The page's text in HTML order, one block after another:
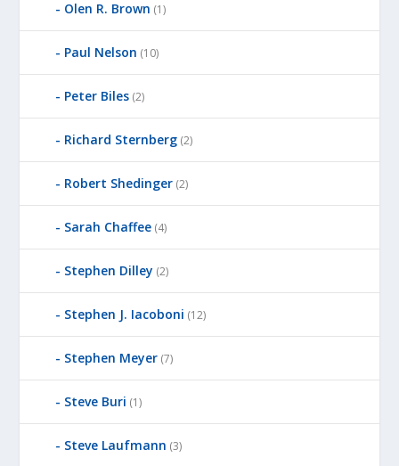
Olen R. Brown (1)
Paul Nelson (10)
Peter Biles (2)
Richard Sternberg (2)
Robert Shedinger (2)
Sarah Chaffee (4)
Stephen Dilley (2)
Stephen J. Iacoboni (12)
Stephen Meyer (7)
Steve Buri (1)
Steve Laufmann (3)